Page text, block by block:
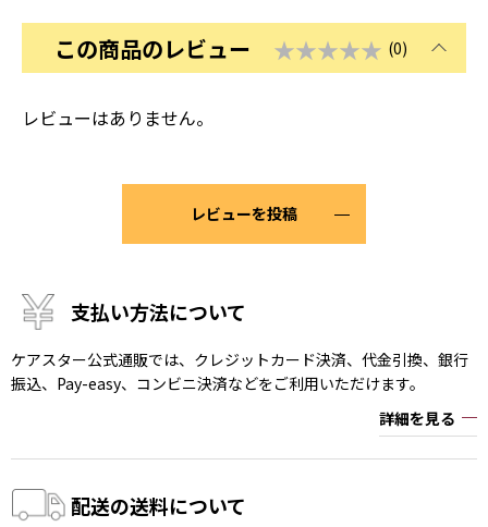
この商品のレビュー ★★★★★ (0)
レビューはありません。
レビューを投稿
支払い方法について
ケアスター公式通販では、クレジットカード決済、代金引換、銀行
振込、Pay-easy、コンビニ決済などをご利用いただけます。
詳細を見る
配送の送料について